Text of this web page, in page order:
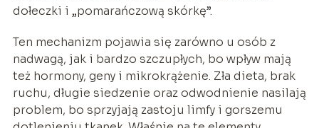
dołeczki i „pomarańczową skórkę”.
Ten mechanizm pojawia się zarówno u osób z
nadwagą, jak i bardzo szczupłych, bo wpływ mają
też hormony, geny i mikrokrążenie. Zła dieta, brak
ruchu, długie siedzenie oraz odwodnienie nasilają
problem, bo sprzyjają zastoju limfy i gorszemu